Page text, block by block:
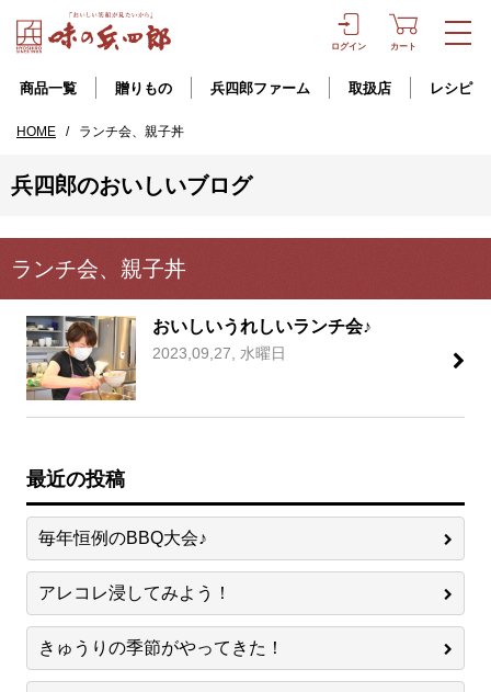
ログイン カート
商品一覧 贈りもの 兵四郎ファーム 取扱店 レシピ
HOME / ランチ会、親子丼
兵四郎のおいしいブログ
ランチ会、親子丼
おいしいうれしいランチ会♪
2023,09,27, 水曜日
最近の投稿
毎年恒例のBBQ大会♪
アレコレ浸してみよう！
きゅうりの季節がやってきた！